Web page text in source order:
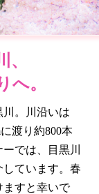
へ。
。川沿いは
渡り約800本
では、目黒川
ています。春
ますと幸いで